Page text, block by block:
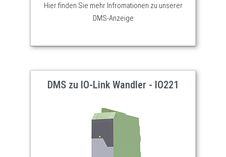
Hier finden Sie mehr Infromationen zu unserer
DMS-Anzeige
DMS zu IO-Link Wandler - IO221